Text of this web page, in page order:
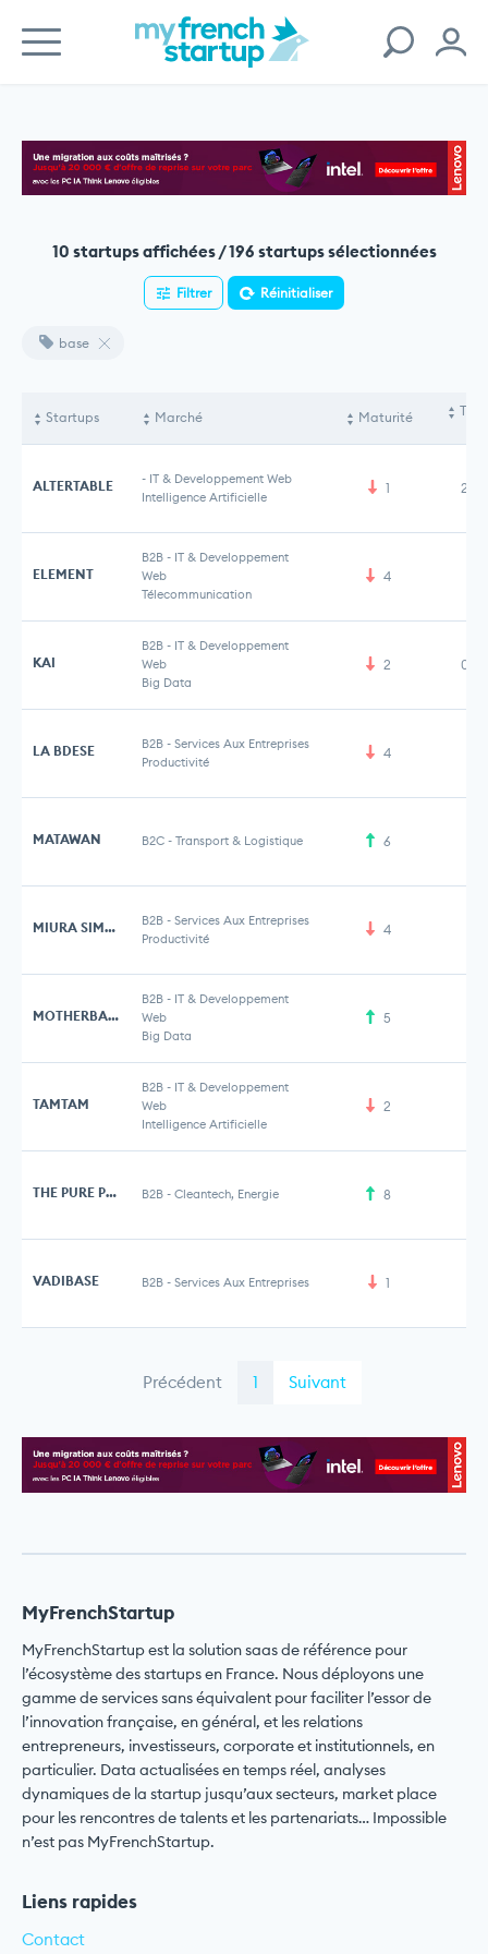
10 startups affichées / 196 startups sélectionnées
Filtrer Réinitialiser
base
Startups Marché Maturité
ALTERTABLE - IT & Developpement Web
Intelligence Artificielle
1
ELEMENT
B2B - IT & Developpement
Web
Télecommunication
4
KAI
B2B - IT & Developpement
Web
Big Data
2
LA BDESE B2B - Services Aux Entreprises
Productivité
4
MATAWAN B2C - Transport & Logistique 6
MIURA SIMULATION B2B - Services Aux Entreprises
Productivité
4
MOTHERBASE
B2B - IT & Developpement
Web
Big Data
5
TAMTAM
B2B - IT & Developpement
Web
Intelligence Artificielle
2
THE PURE PROJECT B2B - Cleantech, Energie 8
VADIBASE B2B - Services Aux Entreprises 1
Précédent 1 Suivant
MyFrenchStartup
MyFrenchStartup est la solution saas de référence pour
l’écosystème des startups en France. Nous déployons une
gamme de services sans équivalent pour faciliter l’essor de
l’innovation française, en général, et les relations
entrepreneurs, investisseurs, corporate et institutionnels, en
particulier. Data actualisées en temps réel, analyses
dynamiques de la startup jusqu’aux secteurs, market place
pour les rencontres de talents et les partenariats… Impossible
n’est pas MyFrenchStartup.
Liens rapides
Contact